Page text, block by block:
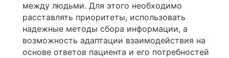
между людьми. Для этого необходимо
расставлять приоритеты, использовать
надежные методы сбора информации, а
возможность адаптации взаимодействия на
основе ответов пациента и его потребностей